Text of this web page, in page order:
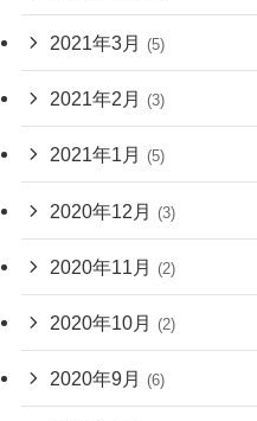
2021年3月 (5)
2021年2月 (3)
2021年1月 (5)
2020年12月 (3)
2020年11月 (2)
2020年10月 (2)
2020年9月 (6)